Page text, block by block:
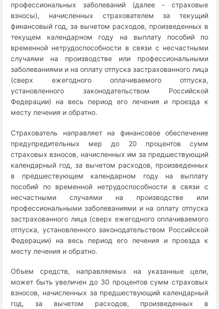
профессиональных заболеваний (далее - страховые
взносы), начисленных страхователем за текущий
финансовый год, за вычетом расходов, произведенных в
текущем календарном году на выплату пособий по
временной нетрудоспособности в связи с несчастными
случаями на производстве или профессиональными
заболеваниями и на оплату отпуска застрахованного лица
(сверх ежегодного оплачиваемого отпуска,
установленного законодательством Российской
Федерации) на весь период его лечения и проезда к
месту лечения и обратно.
Страхователь направляет на финансовое обеспечение
предупредительных мер до 20 процентов сумм
страховых взносов, начисленных им за предшествующий
календарный год, за вычетом расходов, произведенных
в предшествующем календарном году на выплату
пособий по временной нетрудоспособности в связи с
несчастными случаями на производстве или
профессиональными заболеваниями и на оплату отпуска
застрахованного лица (сверх ежегодного оплачиваемого
отпуска, установленного законодательством Российской
Федерации) на весь период его лечения и проезда к
месту лечения и обратно.
Объем средств, направляемых на указанные цели,
может быть увеличен до 30 процентов сумм страховых
взносов, начисленных за предшествующий календарный
год, за вычетом расходов, произведенных в